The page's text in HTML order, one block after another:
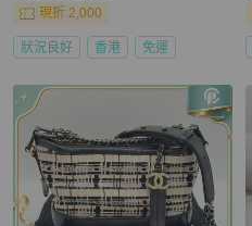
現折 2,000
狀況良好 香港 免運